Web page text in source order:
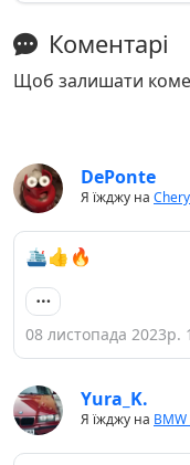
Коментарі
Щоб залишати
DePonte
Я їжджу на
🛳👍🔥
08 листопада 2023р.
Yura_K.
Я їжджу на